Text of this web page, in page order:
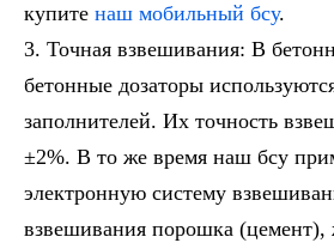
купите наш мобильный бсу.
Точная взвешивания: В
бетонные дозаторы
заполнителей. Их точность
±2%. В то же время наш бсу
электронную систему
взвешивания порошка (цемент),